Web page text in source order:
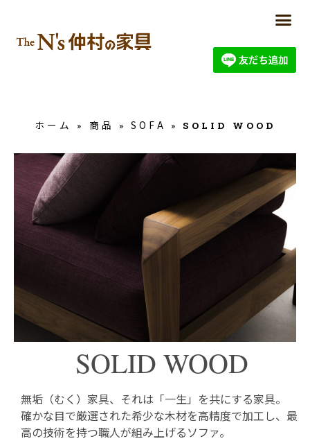
ホーム » 商品 »SOFA » SOLID WOOD
SOLID WOOD
無垢（むく）家具、それは「一生」を共にする家具。
確かな目で厳選された希少な木材を高精度で加工し、最
高の技術を持つ職人が組み上げるソファ。